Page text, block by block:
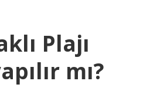
Plajı
mı?